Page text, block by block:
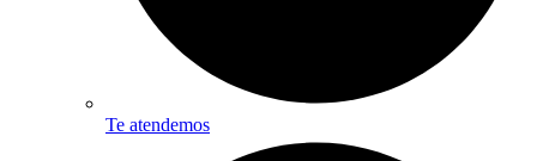
Te atendemos